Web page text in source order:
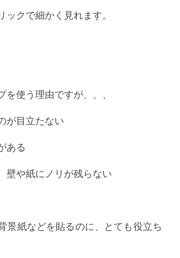
ックで細かく見れます。
を使う理由ですが、、、
が目立たない
ある
壁や紙にノリが残らない
景紙などを貼るのに、とても役立ち